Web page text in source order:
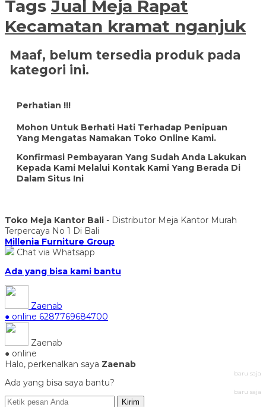
Tags Jual Meja Rapat
Kecamatan kramat nganjuk
Maaf, belum tersedia produk pada
kategori ini.
Perhatian !!!
Mohon Untuk Berhati Hati Terhadap Penipuan
Yang Mengatas Namakan Toko Online Kami.
Konfirmasi Pembayaran Yang Sudah Anda Lakukan
Kepada Kami Melalui Kontak Kami Yang Berada Di
Dalam Situs Ini
Toko Meja Kantor Bali - Distributor Meja Kantor Murah
Terpercaya No 1 Di Bali
Millenia Furniture Group
Chat via Whatsapp
Ada yang bisa kami bantu
Zaenab
● online 6287769684700
Zaenab
● online
Halo, perkenalkan saya Zaenab
baru saja
Ada yang bisa saya bantu?
baru saja
Kirim